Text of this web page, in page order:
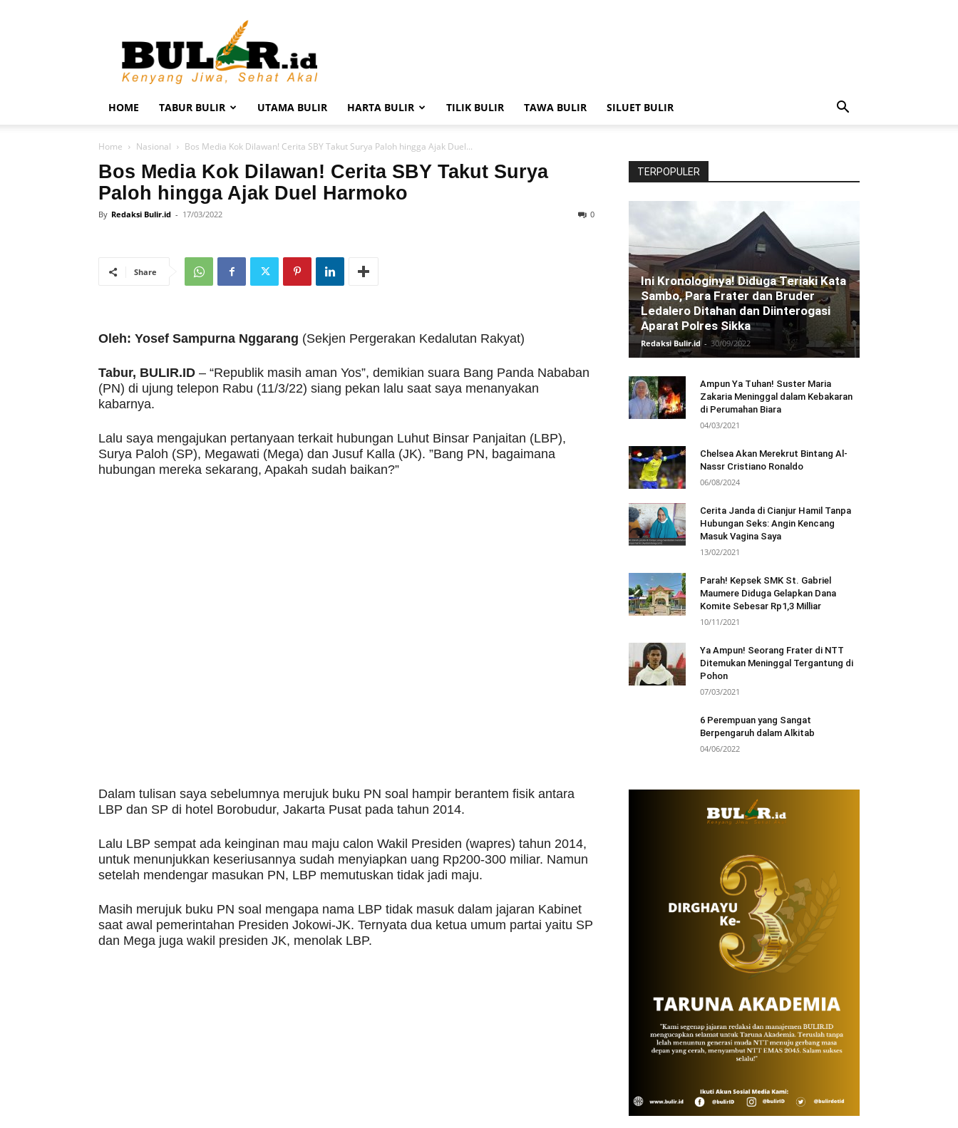
BULIR.ID
Kenyang
Jiwa,
Sehat
Akal
HOME TABUR BULIR UTAMA BULIR HARTA BULIR TILIK BULIR TAWA BULIR SILUET BULIR
Home Nasional Bos Media Kok Dilawan! Cerita SBY Takut Surya Paloh hingga Ajak Duel...
Bos Media Kok Dilawan! Cerita SBY Takut Surya
Paloh hingga Ajak Duel Harmoko
By Redaksi Bulir.id - 17/03/2022 0
Share
Oleh: Yosef Sampurna Nggarang (Sekjen Pergerakan Kedalutan Rakyat)
Tabur, BULIR.ID – “Republik masih aman Yos”, demikian suara Bang Panda Nababan
(PN) di ujung telepon Rabu (11/3/22) siang pekan lalu saat saya menanyakan
kabarnya.
Lalu saya mengajukan pertanyaan terkait hubungan Luhut Binsar Panjaitan (LBP),
Surya Paloh (SP), Megawati (Mega) dan Jusuf Kalla (JK). ”Bang PN, bagaimana
hubungan mereka sekarang, Apakah sudah baikan?”
Dalam tulisan saya sebelumnya merujuk buku PN soal hampir berantem fisik antara
LBP dan SP di hotel Borobudur, Jakarta Pusat pada tahun 2014.
Lalu LBP sempat ada keinginan mau maju calon Wakil Presiden (wapres) tahun 2014,
untuk menunjukkan keseriusannya sudah menyiapkan uang Rp200-300 miliar. Namun
setelah mendengar masukan PN, LBP memutuskan tidak jadi maju.
Masih merujuk buku PN soal mengapa nama LBP tidak masuk dalam jajaran Kabinet
saat awal pemerintahan Presiden Jokowi-JK. Ternyata dua ketua umum partai yaitu SP
dan Mega juga wakil presiden JK, menolak LBP.
TERPOPULER
Ini Kronologinya! Diduga Teriaki Kata
Sambo, Para Frater dan Bruder
Ledalero Ditahan dan Diinterogasi
Aparat Polres Sikka
Redaksi Bulir.id - 30/09/2022
Ampun Ya Tuhan! Suster Maria
Zakaria Meninggal dalam Kebakaran
di Perumahan Biara
04/03/2021
Chelsea Akan Merekrut Bintang Al-
Nassr Cristiano Ronaldo
06/08/2024
Cerita Janda di Cianjur Hamil Tanpa
Hubungan Seks: Angin Kencang
Masuk Vagina Saya
13/02/2021
Parah! Kepsek SMK St. Gabriel
Maumere Diduga Gelapkan Dana
Komite Sebesar Rp1,3 Milliar
10/11/2021
Ya Ampun! Seorang Frater di NTT
Ditemukan Meninggal Tergantung di
Pohon
07/03/2021
6 Perempuan yang Sangat
Berpengaruh dalam Alkitab
04/06/2022